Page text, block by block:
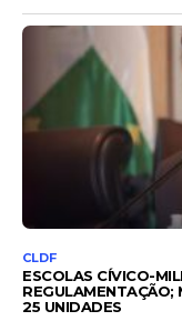
CLDF
ESCOLAS CÍVICO-
25 UNIDADES